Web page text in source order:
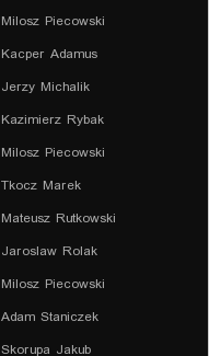
Milosz Piecowski
Kacper Adamus
Jerzy Michalik
Kazimierz Rybak
Milosz Piecowski
Tkocz Marek
Mateusz Rutkowski
Jaroslaw Rolak
Milosz Piecowski
Adam Staniczek
Skorupa Jakub